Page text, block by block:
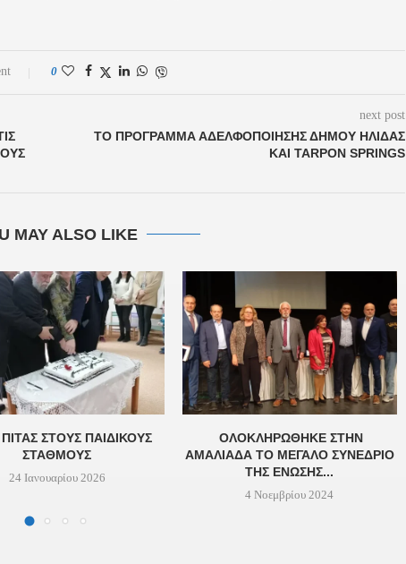
0
next post
ΤΟ ΠΡΌΓΡΑΜΜΑ ΑΔΕΛΦΟΠΟΊΗΣΗΣ ΔΉΜΟΥ ΗΛΙΔΑΣ
ΚΑΙ TARPON SPRINGS
MAY ALSO LIKE
ΣΤΟΥΣ ΠΑΙΔΙΚΟΥΣ
ΣΤΑΘΜΟΥΣ
24 Ιανουαρίου 2026
ΟΛΟΚΛΗΡΏΘΗΚΕ ΣΤΗΝ
ΑΜΑΛΙΆΔΑ ΤΟ ΜΕΓΆΛΟ ΣΥΝΈΔΡΙΟ
ΤΗΣ ΈΝΩΣΗΣ...
4 Νοεμβρίου 2024